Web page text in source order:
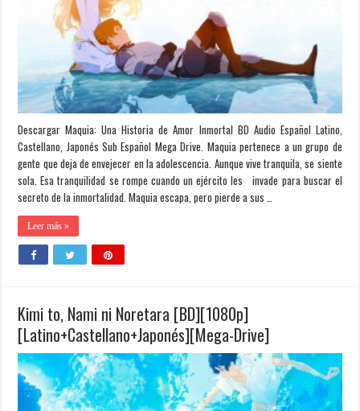
Descargar Maquia: Una Historia de Amor Inmortal BD Audio Español Latino,
Castellano, Japonés Sub Español Mega Drive. Maquia pertenece a un grupo de
gente que deja de envejecer en la adolescencia. Aunque vive tranquila, se siente
sola. Esa tranquilidad se rompe cuando un ejército les invade para buscar el
secreto de la inmortalidad. Maquia escapa, pero pierde a sus …
Leer más »
Kimi to, Nami ni Noretara [BD][1080p]
[Latino+Castellano+Japonés][Mega-Drive]